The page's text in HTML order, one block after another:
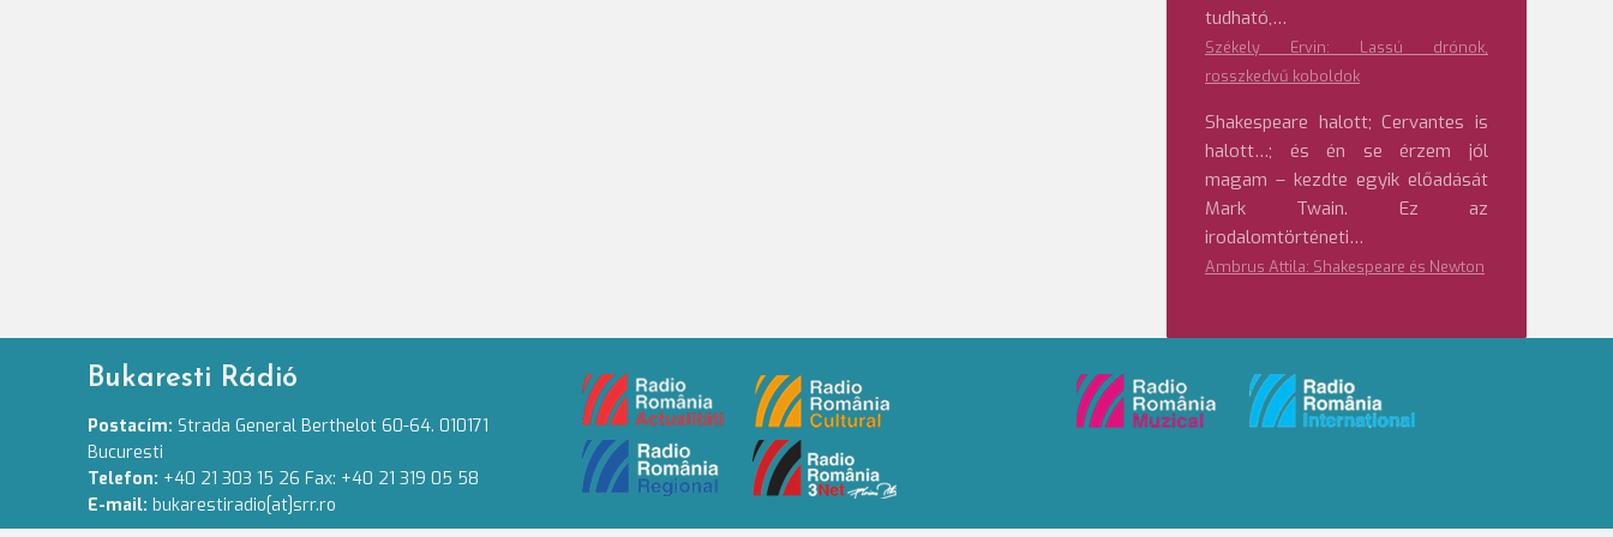
tudható,…
Székely Ervin: Lassú drónok,
rosszkedvű koboldok
Shakespeare halott; Cervantes is
halott…; és én se érzem jól
magam – kezdte egyik előadását
Mark Twain. Ez az
irodalomtörténeti…
Ambrus Attila: Shakespeare és Newton
Bukaresti Rádió
Postacím: Strada General Berthelot 60-64. 010171
Bucuresti
Telefon: +40 21 303 15 26 Fax: +40 21 319 05 58
E-mail: bukarestiradio[at]srr.ro